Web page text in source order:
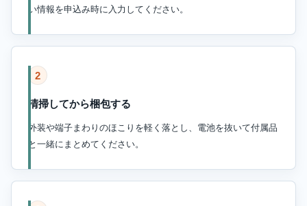
い情報を申込み時に入力してください。
2
清掃してから梱包する
外装や端子まわりのほこりを軽く落とし、電池を抜いて付属品
と一緒にまとめてください。